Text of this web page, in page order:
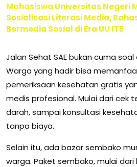
Mahasiswa Universitas Negeri
Sosialisasi Literasi Media,
Bermedia Sosial di Era UU ITE
Jalan Sehat SAE bukan cuma
Warga yang hadir bisa
pemeriksaan kesehatan gratis
medis profesional. Mulai dari cek
darah, sampai konsultasi
tanpa biaya.
Selain itu, ada bazar sembako
warga. Paket sembako, mulai